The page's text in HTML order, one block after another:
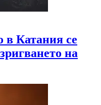
в Катания се
на